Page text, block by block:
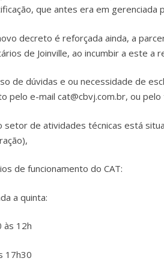
que antes era em gerenciada
decreto é reforçada ainda, a
de Joinville, ao incumbir a este a
de dúvidas e ou necessidade de
pelo e-mail cat@cbvj.com.br, ou
setor de atividades técnicas está
de funcionamento do CAT:
a quinta:
às 12h
17h30